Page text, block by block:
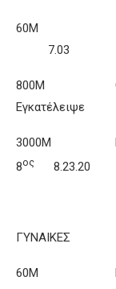
60Μ
7.03
800Μ
Εγκατέλειψε
3000Μ
8ος 8.23.20
ΓΥΝΑΙΚΕΣ
60Μ